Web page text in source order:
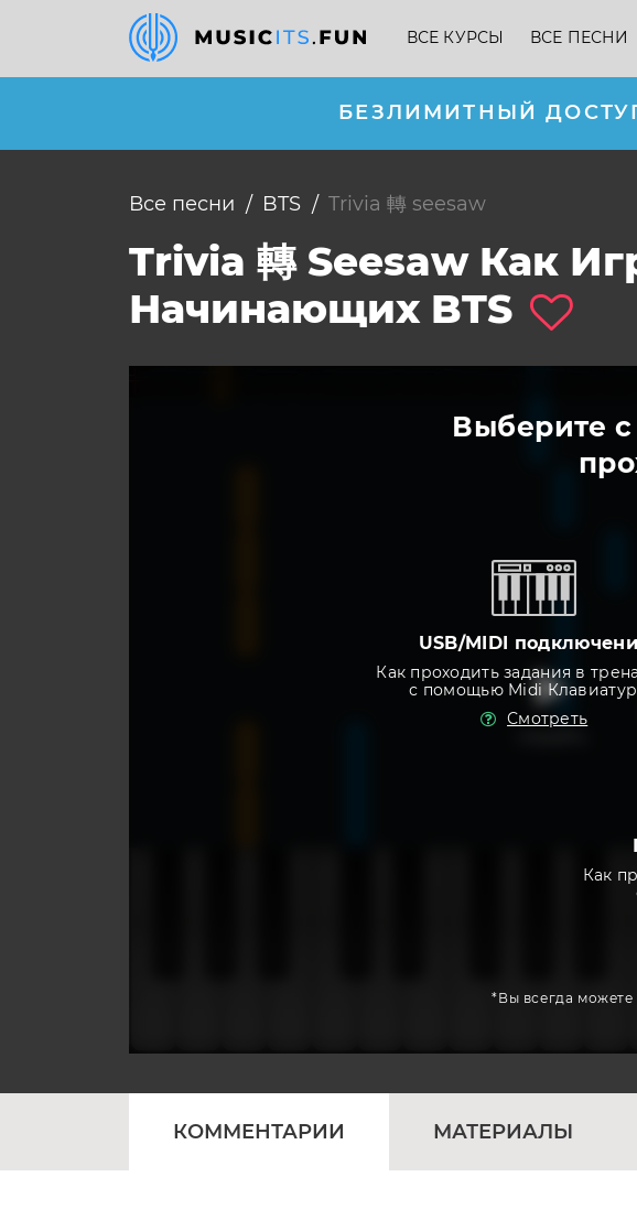
ВСЕ КУРСЫ ВСЕ ПЕСНИ
БЕЗЛИМИТНЫЙ
Все песни BTS trivia 轉 seesaw
Trivia 轉 Seesaw Как
Начинающих BTS
Выберите
USB/MIDI
Как проходить задания в
с помощью Midi
Смотреть
Как
*Вы всегда можете
КОММЕНТАРИИ МАТЕРИАЛЫ